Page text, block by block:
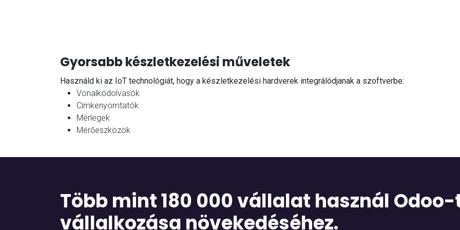
Gyorsabb készletkezelési műveletek
Használd ki az IoT technológiát, hogy a készletkezelési hardverek integrálódjanak a szoftverbe:
Vonalkódolvasók
Címkenyomtatók
Mérlegek
Mérőeszközök
Több mint 180 000 vállalat használ
vállalkozása növekedéséhez.